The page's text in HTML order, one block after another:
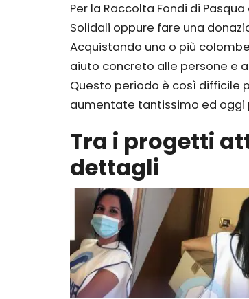
Per la Raccolta Fondi di
Solidali oppure fare una
Acquistando una o più
aiuto concreto alle persone e
Questo periodo è così difficile
aumentate tantissimo ed
Tra i progetti
dettagli